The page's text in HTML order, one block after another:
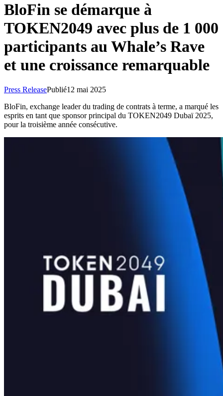
BloFin se démarque à
TOKEN2049 avec plus de 1 000
participants au Whale’s Rave
et une croissance remarquable
Press ReleasePublié12 mai 2025
BloFin, exchange leader du trading de contrats à terme, a marqué les
esprits en tant que sponsor principal du TOKEN2049 Dubaï 2025,
pour la troisième année consécutive.